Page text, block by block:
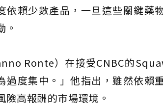
賴少數產品，一旦這些關鍵藥
。
Ronte）在接受CNBC的
度集中。」他指出，雖然依賴
高報酬的市場環境。